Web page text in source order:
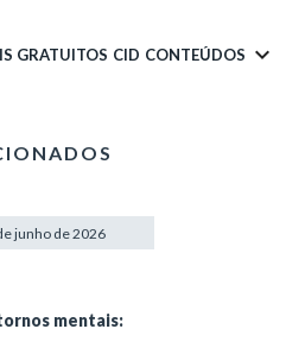
GRATUITOS CID CONTEÚDOS
junho de 2026
mentais: